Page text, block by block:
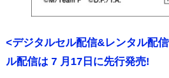
<デジタルセル配信&レンタル配
ル配信は 7 月17日に先行発売!